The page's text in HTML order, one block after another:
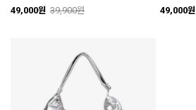
49,000원 39,900원 49,000원